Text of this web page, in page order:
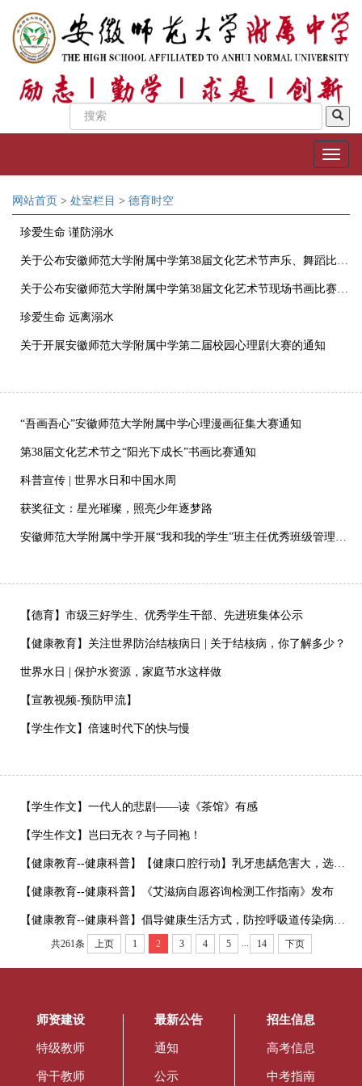
网站首页 > 处室栏目 > 德育时空
珍爱生命 谨防溺水
关于公布安徽师范大学附属中学第38届文化艺术节声乐、舞蹈比赛获奖名单的通知
关于公布安徽师范大学附属中学第38届文化艺术节现场书画比赛获奖名单的通知
珍爱生命 远离溺水
关于开展安徽师范大学附属中学第二届校园心理剧大赛的通知
“吾画吾心”安徽师范大学附属中学心理漫画征集大赛通知
第38届文化艺术节之“阳光下成长”书画比赛通知
科普宣传 | 世界水日和中国水周
获奖征文：星光璀璨，照亮少年逐梦路
安徽师范大学附属中学开展“我和我的学生”班主任优秀班级管理经验分享会
【德育】市级三好学生、优秀学生干部、先进班集体公示
【健康教育】关注世界防治结核病日 | 关于结核病，你了解多少？
世界水日 | 保护水资源，家庭节水这样做
【宣教视频-预防甲流】
【学生作文】倍速时代下的快与慢
【学生作文】一代人的悲剧——读《茶馆》有感
【学生作文】岂曰无衣？与子同袍！
【健康教育--健康科普】【健康口腔行动】乳牙患龋危害大，选对修复方式很重要
【健康教育--健康科普】《艾滋病自愿咨询检测工作指南》发布
【健康教育--健康科普】倡导健康生活方式，防控呼吸道传染病系列海报发布
共261条 上页 1 2 3 4 5 14 下页
师资建设
特级教师
骨干教师
最新公告
通知
公示
招生信息
高考信息
中考指南